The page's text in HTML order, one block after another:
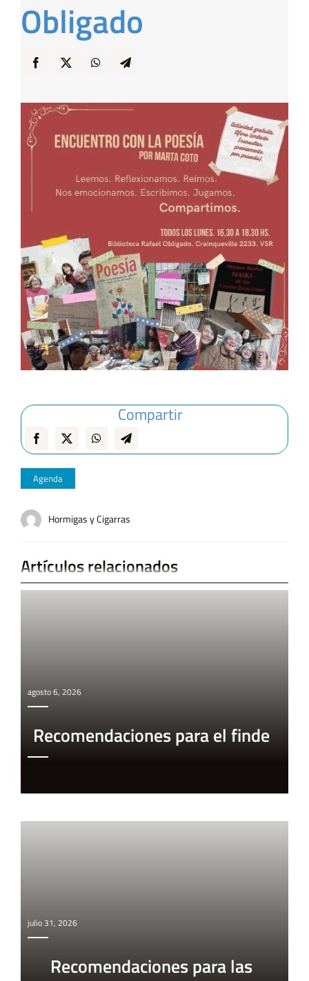
… y Cigarras
Obligado
Compartir
Agenda
Hormigas y Cigarras
Artículos relacionados
agosto 6, 2026
Recomendaciones para el finde
julio 31, 2026
Recomendaciones para las